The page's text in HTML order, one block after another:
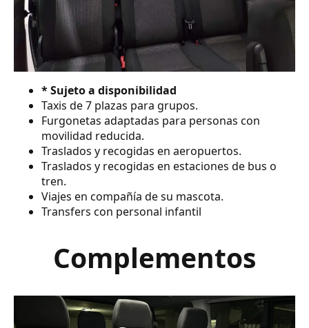
* Sujeto a disponibilidad
Taxis de 7 plazas para grupos.
Furgonetas adaptadas para personas con
movilidad reducida.
Traslados y recogidas en aeropuertos.
Traslados y recogidas en estaciones de bus o
tren.
Viajes en compañía de su mascota.
Transfers con personal infantil
Complementos